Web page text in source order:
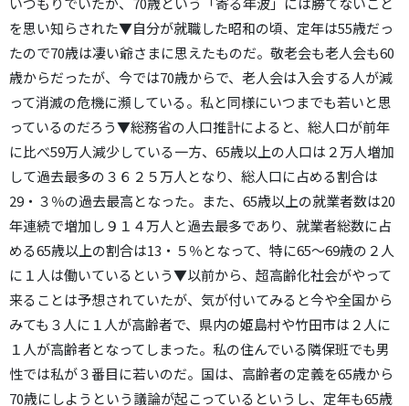
を思い知らされた▼自分が就職した昭和の頃、定年は55歳だっ
たので70歳は凄い爺さまに思えたものだ。敬老会も老人会も60
歳からだったが、今では70歳からで、老人会は入会する人が減
って消滅の危機に瀕している。私と同様にいつまでも若いと思
っているのだろう▼総務省の人口推計によると、総人口が前年
に比べ59万人減少している一方、65歳以上の人口は２万人増加
して過去最多の３６２５万人となり、総人口に占める割合は
29・３％の過去最高となった。また、65歳以上の就業者数は20
年連続で増加し９１４万人と過去最多であり、就業者総数に占
める65歳以上の割合は13・５％となって、特に65～69歳の２人
に１人は働いているという▼以前から、超高齢化社会がやって
来ることは予想されていたが、気が付いてみると今や全国から
みても３人に１人が高齢者で、県内の姫島村や竹田市は２人に
１人が高齢者となってしまった。私の住んでいる隣保班でも男
性では私が３番目に若いのだ。国は、高齢者の定義を65歳から
70歳にしようという議論が起こっているというし、定年も65歳